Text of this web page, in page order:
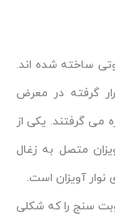
ساخته شده اند.
گرفته در معرض
می گرفتند. یکی از
متصل به زغال
آویزان است.
سنج را که شکلی